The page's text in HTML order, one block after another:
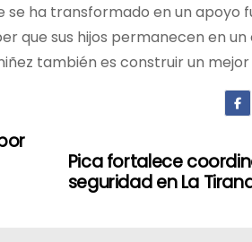
ha transformado en un apoyo
que sus hijos permanecen en un
también es construir un
Pica fortalece
seguridad en La